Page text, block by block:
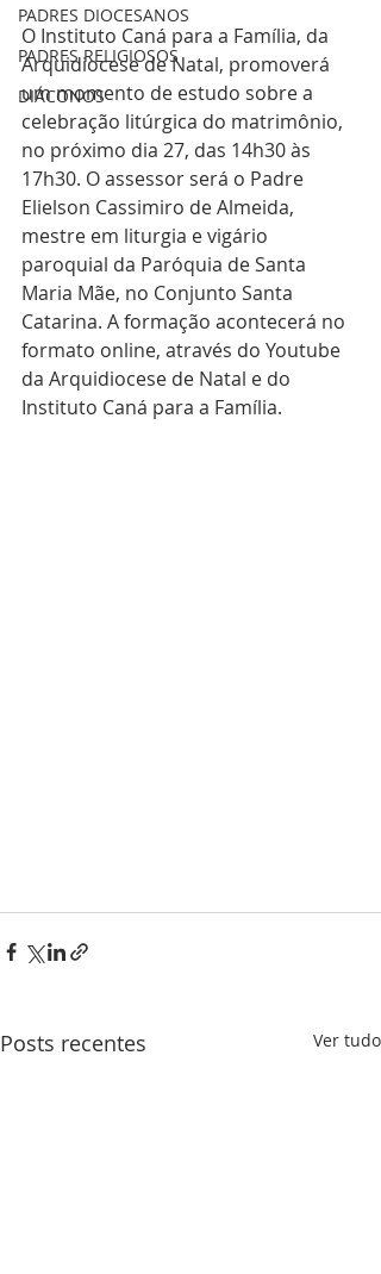
PADRES DIOCESANOS
PADRES RELIGIOSOS
DIÁCONOS
O Instituto Caná para a Família, da
Arquidiocese de Natal, promoverá
um momento de estudo sobre a
celebração litúrgica do matrimônio,
no próximo dia 27, das 14h30 às
17h30. O assessor será o Padre
Elielson Cassimiro de Almeida,
mestre em liturgia e vigário
paroquial da Paróquia de Santa
Maria Mãe, no Conjunto Santa
Catarina. A formação acontecerá no
formato online, através do Youtube
da Arquidiocese de Natal e do
Instituto Caná para a Família.
Posts recentes Ver tudo